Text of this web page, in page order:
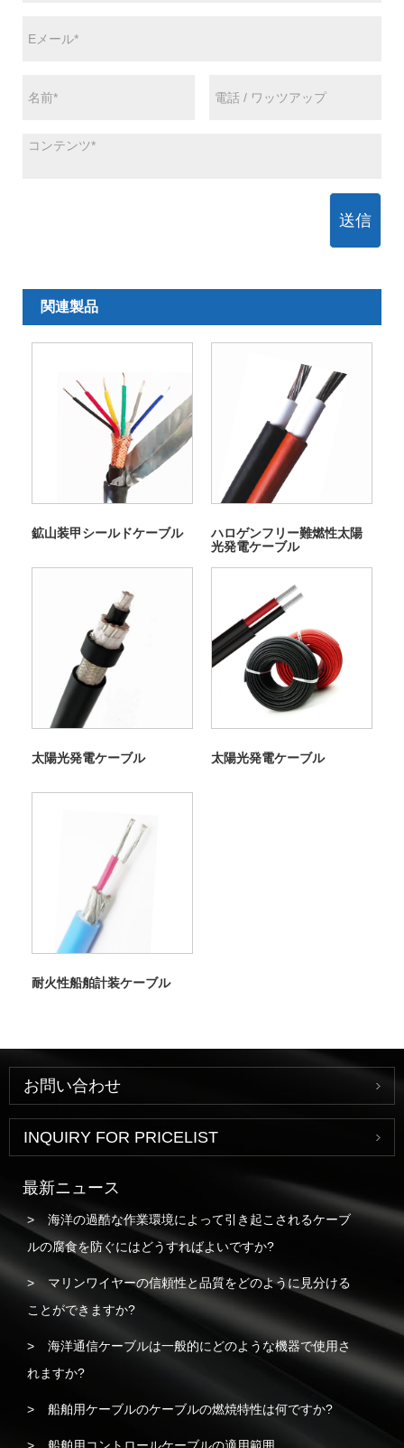
送信
関連製品
鉱山装甲シールドケーブル
ハロゲンフリー難燃性太陽
光発電ケーブル
太陽光発電ケーブル 太陽光発電ケーブル
耐火性船舶計装ケーブル
お問い合わせ
INQUIRY FOR PRICELIST
最新ニュース
海洋の過酷な作業環境によって引き起こされるケーブ
ルの腐食を防ぐにはどうすればよいですか?
マリンワイヤーの信頼性と品質をどのように見分ける
ことができますか?
海洋通信ケーブルは一般的にどのような機器で使用さ
れますか?
船舶用ケーブルのケーブルの燃焼特性は何ですか?
船舶用コントロールケーブルの適用範囲